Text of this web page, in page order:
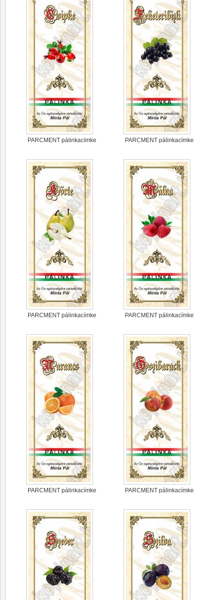
PARCMENT pálinkacímke PARCMENT pálinkacímke
PARCMENT pálinkacímke PARCMENT pálinkacímke
PARCMENT pálinkacímke PARCMENT pálinkacímke